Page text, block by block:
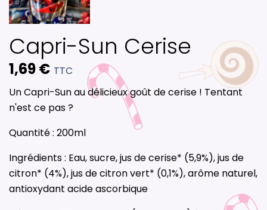
Capri-Sun Cerise
1,69 € TTC
Un Capri-Sun au délicieux goût de cerise ! Tentant
n'est ce pas ?
Quantité : 200ml
Ingrédients : Eau, sucre, jus de cerise* (5,9%), jus de
citron* (4%), jus de citron vert* (0,1%), arôme naturel,
antioxydant acide ascorbique